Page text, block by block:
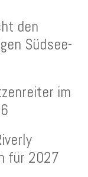
den
Südsee-
im
für 2027